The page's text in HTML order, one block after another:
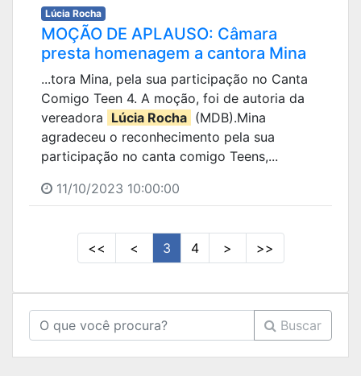
Lúcia Rocha
MOÇÃO DE APLAUSO: Câmara
presta homenagem a cantora Mina
...tora Mina, pela sua participação no Canta
Comigo Teen 4. A moção, foi de autoria da
vereadora Lúcia Rocha (MDB).Mina
agradeceu o reconhecimento pela sua
participação no canta comigo Teens,...
11/10/2023 10:00:00
<< < 3 4 > >>
Buscar